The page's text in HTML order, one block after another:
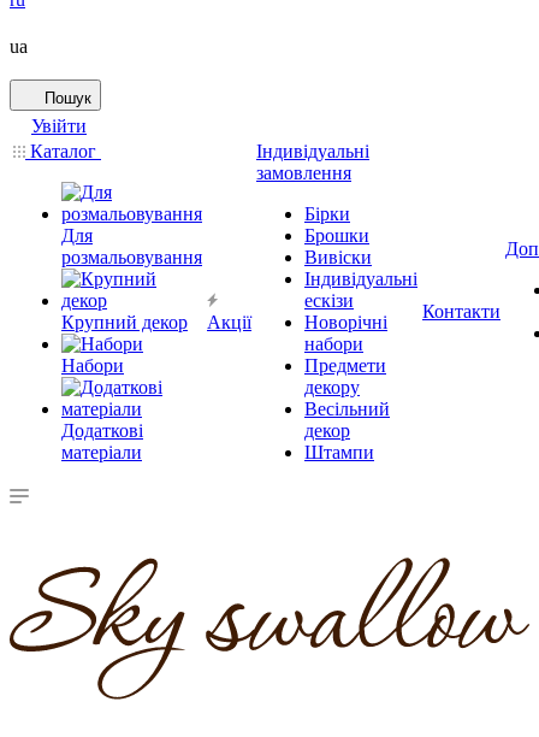
ua
Пошук
Увійти
Каталог
Для
розмальовування
Крупний декор
Набори
Додаткові
матеріали
Акції
Індивідуальні
замовлення
Бірки
Брошки
Вивіски
Індивідуальні
ескізи
Новорічні
набори
Предмети
декору
Весільний
декор
Штампи
Контакти